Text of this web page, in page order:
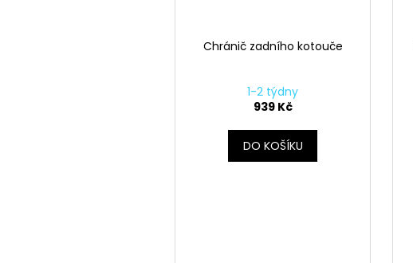
Chránič zadního kotouče
1-2 týdny
939 Kč
DO KOŠÍKU